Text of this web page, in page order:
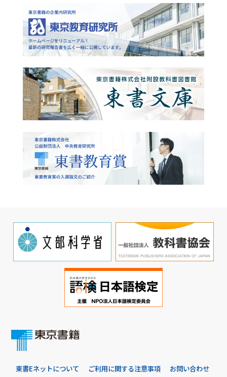
東書Eネットについて ご利用に関する注意事項
お問い合わせ